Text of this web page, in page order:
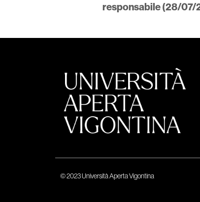
responsabile (28/07/
© 2023 Università Aperta Vigontina